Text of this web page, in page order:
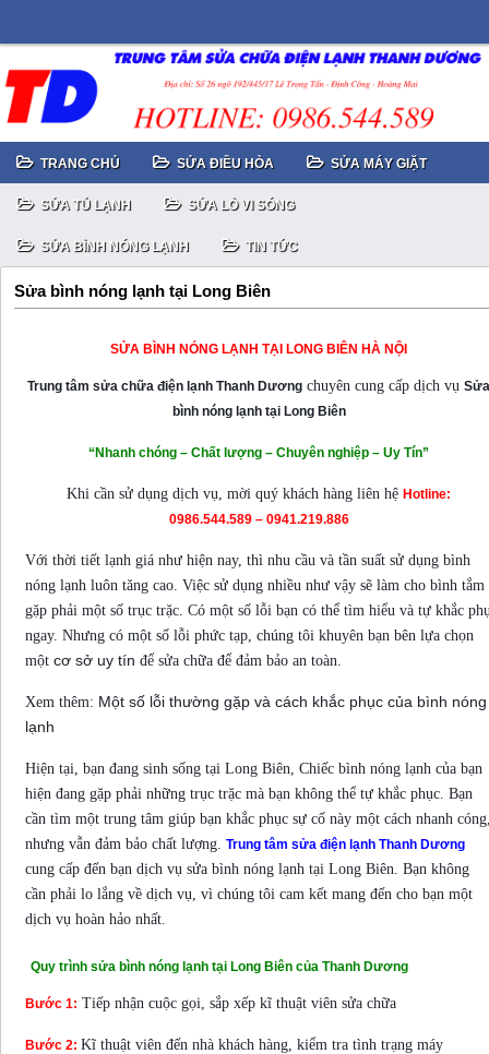
TRANG CHỦ SỬA ĐIỀU HÒA SỬA MÁY GIẶT
SỬA TỦ LẠNH SỬA LÒ VI SÓNG
SỬA BÌNH NÓNG LẠNH TIN TỨC
Sửa bình nóng lạnh tại Long Biên
SỬA BÌNH NÓNG LẠNH TẠI LONG BIÊN HÀ NỘI
Trung tâm sửa chữa điện lạnh Thanh Dương chuyên cung cấp dịch vụ Sửa
bình nóng lạnh tại Long Biên
“Nhanh chóng – Chất lượng – Chuyên nghiệp – Uy Tín”
Khi cần sử dụng dịch vụ, mời quý khách hàng liên hệ Hotline:
0986.544.589 – 0941.219.886
Với thời tiết lạnh giá như hiện nay, thì nhu cầu và tần suất sử dụng bình
nóng lạnh luôn tăng cao. Việc sử dụng nhiều như vậy sẽ làm cho bình tắm
gặp phải một số trục trặc. Có một số lỗi bạn có thể tìm hiểu và tự khắc
ngay. Nhưng có một số lỗi phức tạp, chúng tôi khuyên bạn bên lựa chọn
một cơ sở uy tín để sửa chữa để đảm bảo an toàn.
Xem thêm: Một số lỗi thường gặp và cách khắc phục của bình nóng
lạnh
Hiện tại, bạn đang sinh sống tại Long Biên, Chiếc bình nóng lạnh của bạn
hiện đang gặp phải những trục trặc mà bạn không thể tự khắc phục. Bạn
cần tìm một trung tâm giúp bạn khắc phục sự cố này một cách nhanh
nhưng vẫn đảm bảo chất lượng. Trung tâm sửa điện lạnh Thanh Dương
cung cấp đến bạn dịch vụ sửa bình nóng lạnh tại Long Biên. Bạn không
cần phải lo lắng về dịch vụ, vì chúng tôi cam kết mang đến cho bạn một
dịch vụ hoàn hảo nhất.
Quy trình sửa bình nóng lạnh tại Long Biên của Thanh Dương
Bước 1: Tiếp nhận cuộc gọi, sắp xếp kĩ thuật viên sửa chữa
Bước 2: Kĩ thuật viên đến nhà khách hàng, kiểm tra tình trạng máy